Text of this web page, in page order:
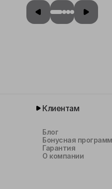
Клиентам
Блог
Бонусная
Гарантия
О компании